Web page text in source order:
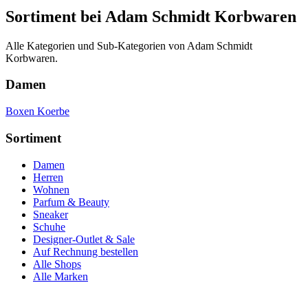
Sortiment bei Adam Schmidt Korbwaren
Alle Kategorien und Sub-Kategorien von Adam Schmidt
Korbwaren.
Damen
Boxen Koerbe
Sortiment
Damen
Herren
Wohnen
Parfum & Beauty
Sneaker
Schuhe
Designer-Outlet & Sale
Auf Rechnung bestellen
Alle Shops
Alle Marken